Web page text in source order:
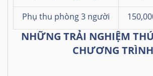
Phụ thu phòng 3 người
NHỮNG TRẢI NGHIỆM
CHƯƠNG TRÌNH